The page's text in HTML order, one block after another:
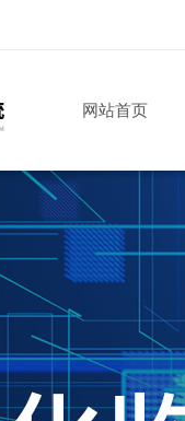
网站首页